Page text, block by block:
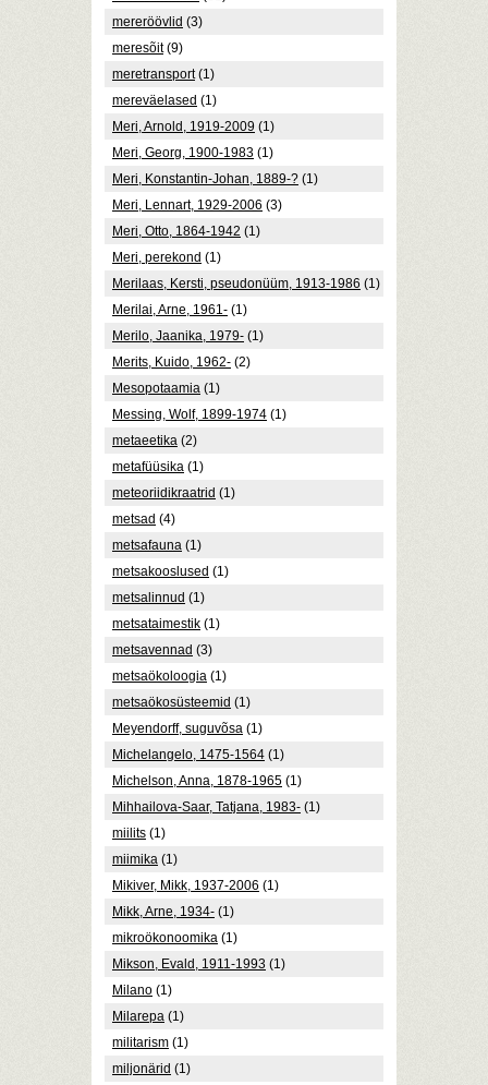
mereröövlid (3)
meresõit(9)
meretransport(1)
mereväelased (1)
Meri, Arnold, 1919-2009 (1)
Meri, Georg, 1900-1983 (1)
Meri, Konstantin-Johan, 1889-? (1)
Meri, Lennart, 1929-2006 (3)
Meri, Otto, 1864-1942 (1)
Meri, perekond (1)
Merilaas, Kersti, pseudonüüm, 1913-1986 (1)
Merilai, Arne, 1961- (1)
Merilo, Jaanika, 1979- (1)
Merits, Kuido, 1962- (2)
Mesopotaamia (1)
Messing, Wolf, 1899-1974 (1)
metaeetika (2)
metafüüsika (1)
meteoriidikraatrid (1)
metsad (4)
metsafauna (1)
metsakooslused (1)
metsalinnud (1)
metsataimestik (1)
metsavennad (3)
metsaökoloogia (1)
metsaökosüsteemid (1)
Meyendorff, suguvõsa (1)
Michelangelo, 1475-1564 (1)
Michelson, Anna, 1878-1965 (1)
Mihhailova-Saar, Tatjana, 1983- (1)
miilits (1)
miimika (1)
Mikiver, Mikk, 1937-2006 (1)
Mikk, Arne, 1934- (1)
mikroökonoomika (1)
Mikson, Evald, 1911-1993 (1)
Milano (1)
Milarepa (1)
militarism (1)
miljonärid (1)